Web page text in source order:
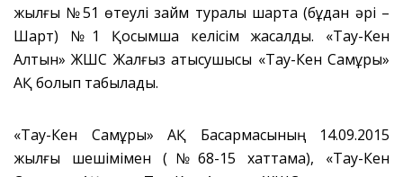
жылғы №51 өтеулі займ туралы шартқа (бұдан әрі –
Шарт) №1 Қосымша келісім жасалды. «Taу-Keн
Алтын» ЖШС Жалғыз қатысушысы «Тау-Кен Самұрық»
АҚ болып табылады.
«Тау-Кен Самұрық» АҚ Басқармасының 14.09.2015
жылғы шешімімен (№68-15 хаттама), «Тау-Кен